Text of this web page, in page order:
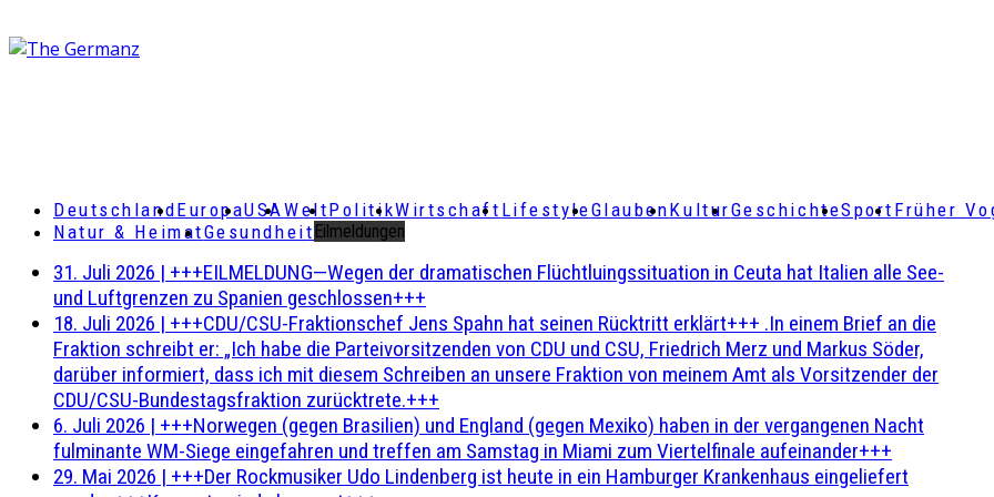
DeutschlandEuropaUSAWeltPolitikWirtschaft LifestyleGlaubenKulturGeschichteSport Früher
Natur & HeimatGesundheit Eilmeldungen
31. Juli 2026 | +++EILMELDUNG—Wegen der dramatischen Flüchtluingssituation in Ceuta hat Italien alle See-
und Luftgrenzen zu Spanien geschlossen+++
18. Juli 2026 | +++CDU/CSU-Fraktionschef Jens Spahn hat seinen Rücktritt erklärt+++ .In einem Brief an die
Fraktion schreibt er: „Ich habe die Parteivorsitzenden von CDU und CSU, Friedrich Merz und Markus Söder,
darüber informiert, dass ich mit diesem Schreiben an unsere Fraktion von meinem Amt als Vorsitzender der
CDU/CSU-Bundestagsfraktion zurücktrete.+++
6. Juli 2026 | +++Norwegen (gegen Brasilien) und England (gegen Mexiko) haben in der vergangenen Nacht
fulminante WM-Siege eingefahren und treffen am Samstag in Miami zum Viertelfinale aufeinander+++
29. Mai 2026 | +++Der Rockmusiker Udo Lindenberg ist heute in ein Hamburger Krankenhaus eingeliefert